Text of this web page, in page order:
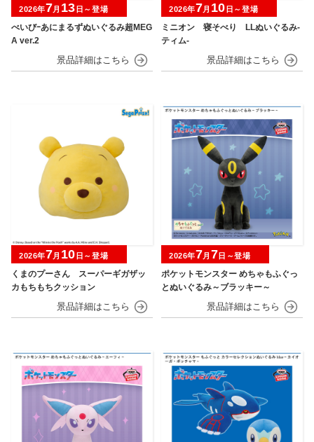
べいびｰあにまるずぬいぐるみ超MEG
A ver.2
2026年7月 13 日～登場
ミニオン 寝そべり LLぬいぐるみ‐
ティム‐
2026年7月 10 日～登場
くまのプーさん スーパーギガザッ
カもちもちクッション
2026年7月 10 日～登場
ポケットモンスター めちゃもふぐっ
とぬいぐるみ～ブラッキー～
2026年7月 7 日～登場